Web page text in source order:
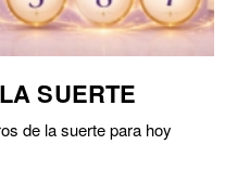
SUERTE
de la suerte para hoy